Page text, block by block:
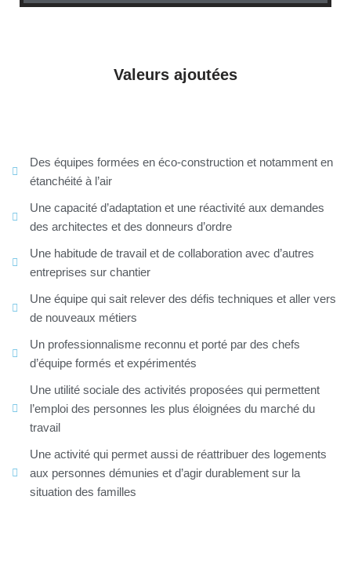
Valeurs ajoutées
Des équipes formées en éco-construction et notamment en
étanchéité à l’air
Une capacité d’adaptation et une réactivité aux demandes
des architectes et des donneurs d’ordre
Une habitude de travail et de collaboration avec d’autres
entreprises sur chantier
Une équipe qui sait relever des défis techniques et aller vers
de nouveaux métiers
Un professionnalisme reconnu et porté par des chefs
d’équipe formés et expérimentés
Une utilité sociale des activités proposées qui permettent
l’emploi des personnes les plus éloignées du marché du
travail
Une activité qui permet aussi de réattribuer des logements
aux personnes démunies et d’agir durablement sur la
situation des familles